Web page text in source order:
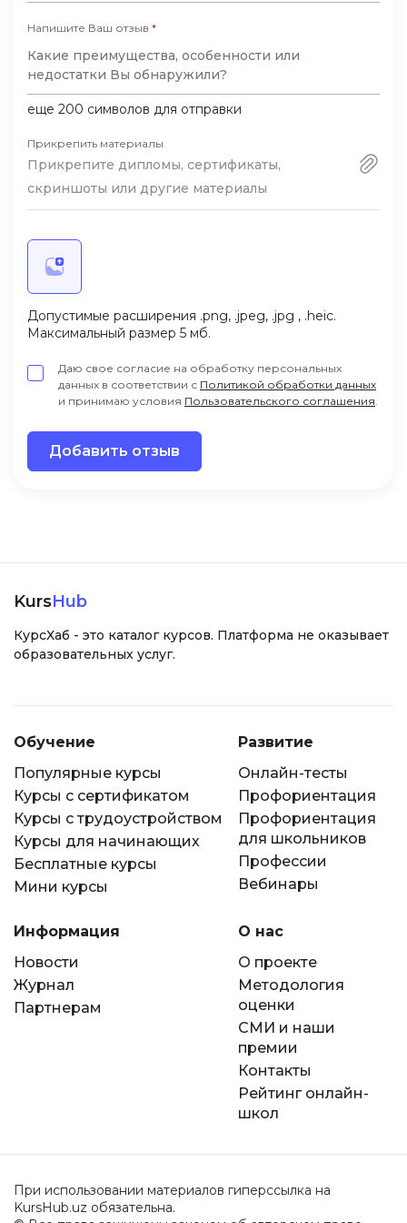
Напишите Ваш отзыв *
еще 200 символов для отправки
Прикрепить материалы
Прикрепите дипломы, сертификаты,
скриншоты или другие материалы
Допустимые расширения .png, .jpeg, .jpg , .heic.
Максимальный размер 5 мб.
Даю свое согласие на обработку персональных
данных в соответствии с Политикой обработки данных
и принимаю условия Пользовательского соглашения
Добавить отзыв
KursHub
КурсХаб - это каталог курсов. Платформа не оказывает
образовательных услуг.
Обучение
Популярные курсы
Курсы с сертификатом
Курсы с трудоустройством
Курсы для начинающих
Бесплатные курсы
Мини курсы
Развитие
Онлайн-тесты
Профориентация
Профориентация
для школьников
Профессии
Вебинары
Информация
Новости
Журнал
Партнерам
О нас
О проекте
Методология
оценки
СМИ и наши
премии
Контакты
Рейтинг онлайн-
школ
При использовании материалов гиперссылка на
KursHub.uz обязательна.